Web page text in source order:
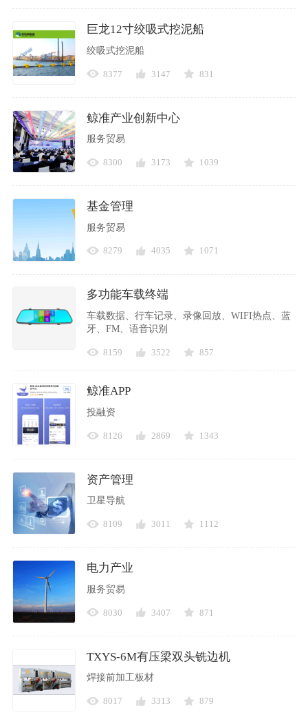
巨龙12寸绞吸式挖泥船
绞吸式挖泥船
8377 3147 831
鲸准产业创新中心
服务贸易
8300 3173 1039
基金管理
服务贸易
8279 4035 1071
多功能车载终端
车载数据、行车记录、录像回放、WIFI热点、蓝
牙、FM、语音识别
8159 3522 857
鲸准APP
投融资
8126 2869 1343
资产管理
卫星导航
8109 3011 1112
电力产业
服务贸易
8030 3407 871
TXYS-6M有压梁双头铣边机
焊接前加工板材
8017 3313 879